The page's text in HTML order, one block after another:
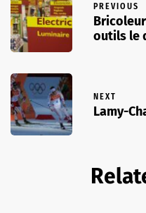
PREVIOUS
outils le
NEXT
Lamy-